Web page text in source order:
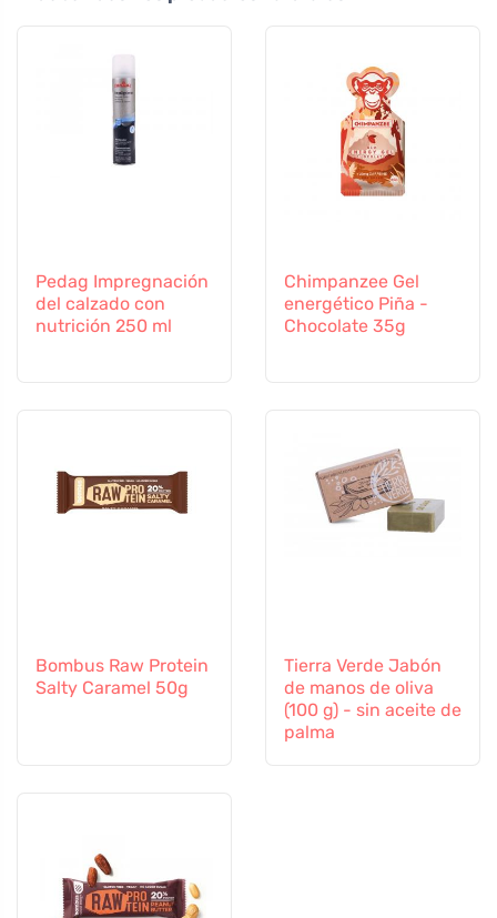
Pedag Impregnación
del calzado con
nutrición 250 ml
Chimpanzee Gel
energético Piña -
Chocolate 35g
Bombus Raw Protein
Salty Caramel 50g
Tierra Verde Jabón
de manos de oliva
(100 g) - sin aceite de
palma